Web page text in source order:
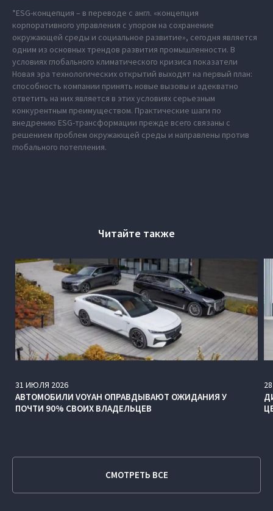
*ESG-концепция – в переводе с англ. «концепция
корпоративного управления с упором на сохранение
окружающей среды и социальное развитие», сегодня является
одним из основных трендов развития промышленности. В
условиях глобального климатического кризиса показатели
Новая эра технологических открытий выходят на первый план:
способность компании принять новые вызовы и адекватно
ответить на них является в этих условиях серьезным
конкурентным преимуществом. Практические шаги по
внедрению ESG-трансформации прежде всего связаны с
решением проблем окружающей среды и направлены против
глобального потепления.
Читайте также
31 ИЮЛЯ 2026
АВТОМОБИЛИ VOYAH ОПРАВДЫВАЮТ ОЖИДАНИЯ У
ПОЧТИ 90% СВОИХ ВЛАДЕЛЬЦЕВ
28
СМОТРЕТЬ ВСЕ